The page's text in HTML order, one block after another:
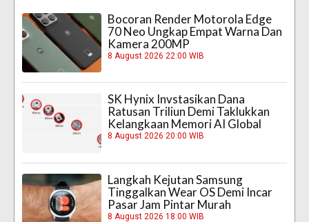
Bocoran Render Motorola Edge
70 Neo Ungkap Empat Warna Dan
Kamera 200MP
8 August 2026 22:00 WIB
SK Hynix Invstasikan Dana
Ratusan Triliun Demi Taklukkan
Kelangkaan Memori AI Global
8 August 2026 20:00 WIB
Langkah Kejutan Samsung
Tinggalkan Wear OS Demi Incar
Pasar Jam Pintar Murah
8 August 2026 18:00 WIB